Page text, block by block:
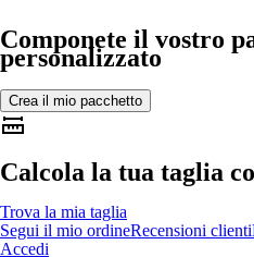
Componete il vostro
personalizzato
Crea il mio pacchetto
Calcola la tua taglia
Trova la mia taglia
Segui il mio ordineRecensioni clienti
Accedi